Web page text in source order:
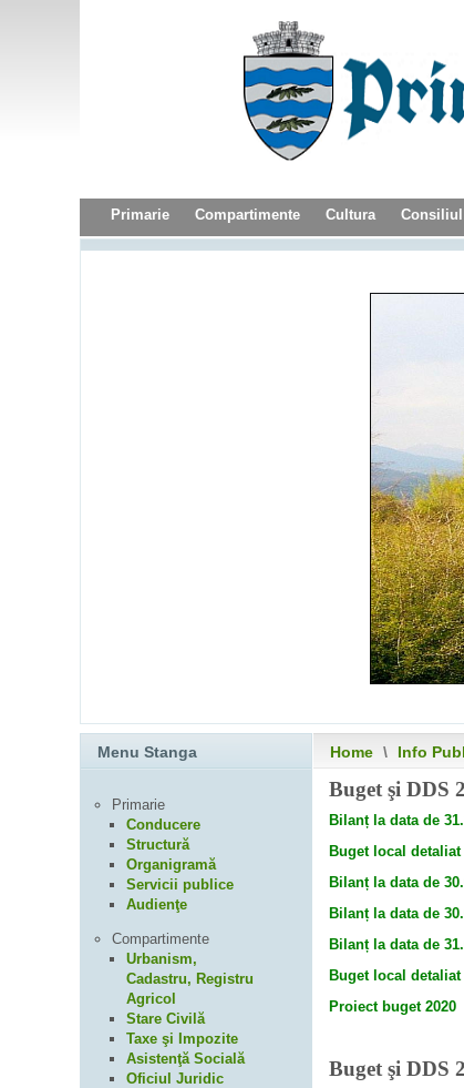
Primarie Compartimente Cultura Consiliul
Home \ Info
Buget şi DDS
Bilanț la data de
Buget local detaliat
Bilanț la data de
Bilanț la data de
Bilanț la data de
Buget local detaliat
Proiect buget 2020
Buget şi DDS
Menu Stanga
Primarie
Conducere
Structură
Organigramă
Servicii publice
Audienţe
Compartimente
Urbanism,
Cadastru, Registru
Agricol
Stare Civilă
Taxe şi Impozite
Asistenţă Socială
Oficiul Juridic